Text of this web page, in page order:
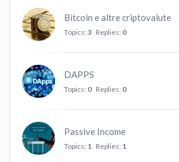
Bitcoin e altre criptovalute
Topics: 3 Replies: 0
DAPPS
Topics: 0 Replies: 0
Passive Income
Topics: 1 Replies: 1